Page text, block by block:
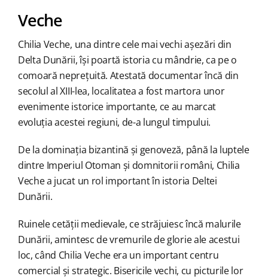
Veche
Chilia Veche, una dintre cele mai vechi așezări din
Delta Dunării, își poartă istoria cu mândrie, ca pe o
comoară neprețuită. Atestată documentar încă din
secolul al XIII-lea, localitatea a fost martora unor
evenimente istorice importante, ce au marcat
evoluția acestei regiuni, de-a lungul timpului.
De la dominația bizantină și genoveză, până la luptele
dintre Imperiul Otoman și domnitorii români, Chilia
Veche a jucat un rol important în istoria Deltei
Dunării.
Ruinele cetății medievale, ce străjuiesc încă malurile
Dunării, amintesc de vremurile de glorie ale acestui
loc, când Chilia Veche era un important centru
comercial și strategic. Bisericile vechi, cu picturile lor